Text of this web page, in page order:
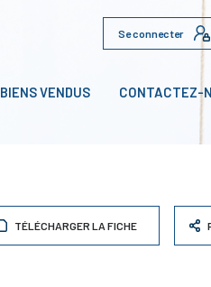
Se connecter
BIENS VENDUS CONTACTEZ-
TÉLÉCHARGER LA FICHE